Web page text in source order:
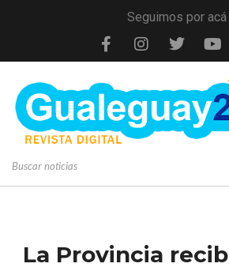
Seguimos por acá
La Provincia